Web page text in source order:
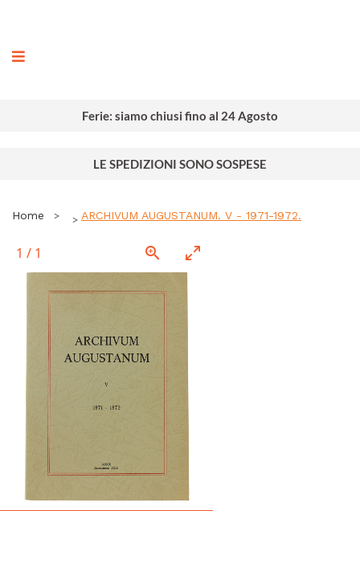
Ferie: siamo chiusi fino al 24 Agosto
LE SPEDIZIONI SONO SOSPESE
Home ARCHIVUM AUGUSTANUM. V - 1971-1972.
1 / 1